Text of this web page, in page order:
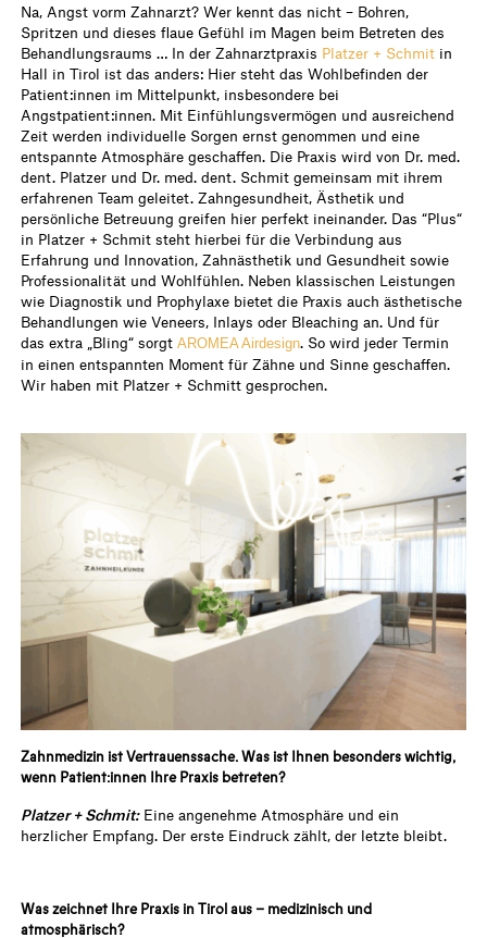
Na, Angst vorm Zahnarzt? Wer kennt das nicht – Bohren,
Spritzen und dieses flaue Gefühl im Magen beim Betreten des
Behandlungsraums … In der Zahnarztpraxis Platzer + Schmit in
Hall in Tirol ist das anders: Hier steht das Wohlbefinden der
Patient:innen im Mittelpunkt, insbesondere bei
Angstpatient:innen. Mit Einfühlungsvermögen und ausreichend
Zeit werden individuelle Sorgen ernst genommen und eine
entspannte Atmosphäre geschaffen. Die Praxis wird von Dr. med.
dent. Platzer und Dr. med. dent. Schmit gemeinsam mit ihrem
erfahrenen Team geleitet. Zahngesundheit, Ästhetik und
persönliche Betreuung greifen hier perfekt ineinander. Das “Plus“
in Platzer + Schmit steht hierbei für die Verbindung aus
Erfahrung und Innovation, Zahnästhetik und Gesundheit sowie
Professionalität und Wohlfühlen. Neben klassischen Leistungen
wie Diagnostik und Prophylaxe bietet die Praxis auch ästhetische
Behandlungen wie Veneers, Inlays oder Bleaching an. Und für
das extra „Bling“ sorgtAROMEA Airdesign. So wird jeder Termin
in einen entspannten Moment für Zähne und Sinne geschaffen.
Wir haben mit Platzer + Schmitt gesprochen.
Zahnmedizin ist Vertrauenssache. Was ist Ihnen besonders wichtig,
wenn Patient:innen Ihre Praxis betreten?
Platzer + Schmit:Eine angenehme Atmosphäre und ein
herzlicher Empfang. Der erste Eindruck zählt, der letzte bleibt.
Was zeichnet Ihre Praxis in Tirol aus – medizinisch und
atmosphärisch?